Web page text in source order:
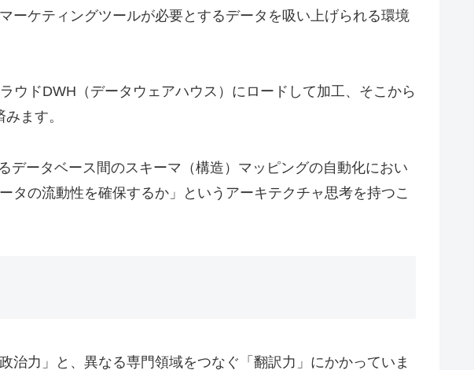
ーケティングツールが必要とするデータを吸い上げられる環境
ウドDWH（データウェアハウス）にロードして加工、そこから
ます。
ータベース間のスキーマ（構造）マッピングの自動化におい
の流動性を確保するか」というアーキテクチャ思考を持つこ
治力」と、異なる専門領域をつなぐ「翻訳力」にかかっていま